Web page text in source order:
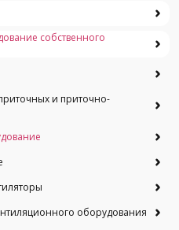
собственного
и приточно-
оборудования